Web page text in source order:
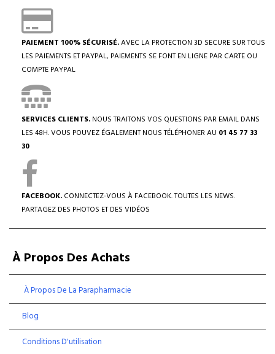
PAIEMENT 100% SÉCURISÉ.AVEC LA PROTECTION 3D SECURE SUR TOUS
LES PAIEMENTS ET PAYPAL, PAIEMENTS SE FONT EN LIGNE PAR CARTE OU
COMPTE PAYPAL
SERVICES CLIENTS. NOUS TRAITONS VOS QUESTIONS PAR EMAIL DANS
LES 48H. VOUS POUVEZ ÉGALEMENT NOUS TÉLÉPHONER AU 01 45 77 33
30
FACEBOOK. CONNECTEZ-VOUS À FACEBOOK. TOUTES LES NEWS.
PARTAGEZ DES PHOTOS ET DES VIDÉOS
À Propos Des Achats
À Propos De La Parapharmacie
Blog
Conditions D'utilisation